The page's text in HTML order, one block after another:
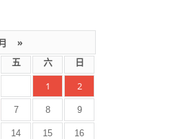
»
五 六 日
1
2
7 8 9
14 15 16